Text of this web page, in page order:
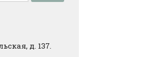
д. 137.